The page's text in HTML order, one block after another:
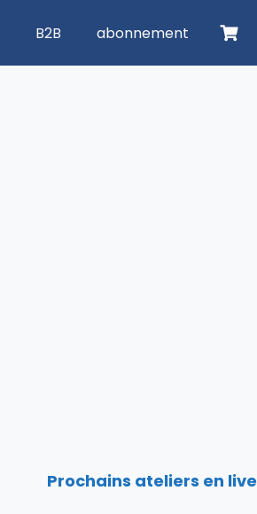
B2B abonnement
Prochains ateliers en live